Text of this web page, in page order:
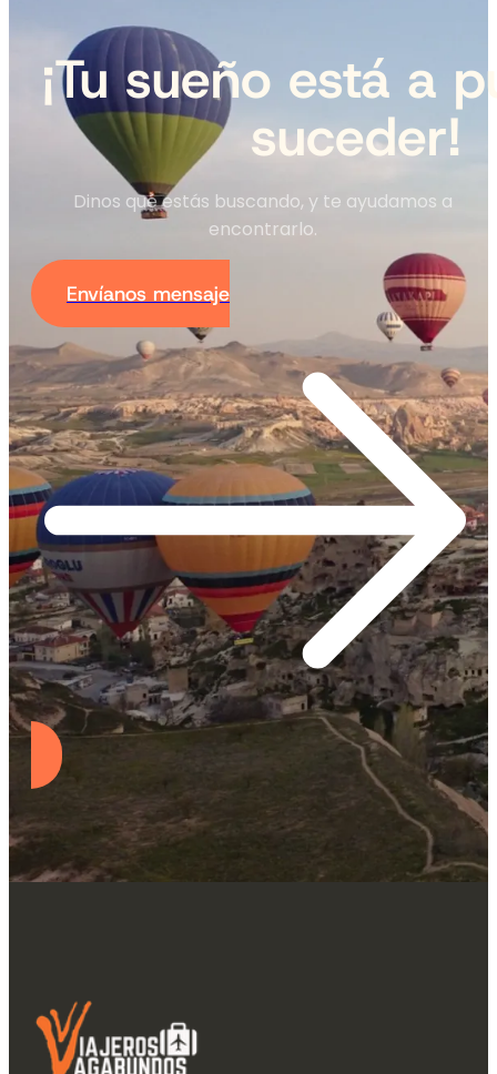
¡Tu sueño está a
suceder!
Dinos qué estás buscando, y te ayudamos a
encontrarlo.
Envíanos mensaje